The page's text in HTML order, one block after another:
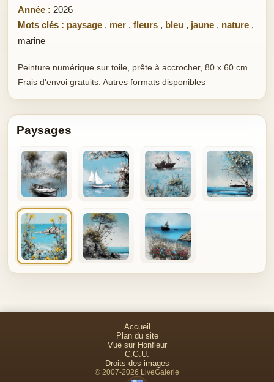
Année : 2026
Mots clés : paysage , mer , fleurs , bleu , jaune , nature ,
marine
Peinture numérique sur toile, prête à accrocher, 80 x 60 cm.
Frais d'envoi gratuits. Autres formats disponibles
Paysages
Accueil
Plan du site
Vue sur Honfleur
C.G.U.
Droits des images
© 2007-2026 LiveGalerie